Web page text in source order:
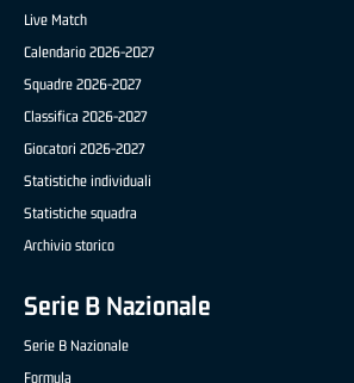
Live Match
Calendario 2026-2027
Squadre 2026-2027
Classifica 2026-2027
Giocatori 2026-2027
Statistiche individuali
Statistiche squadra
Archivio storico
Serie B Nazionale
Serie B Nazionale
Formula